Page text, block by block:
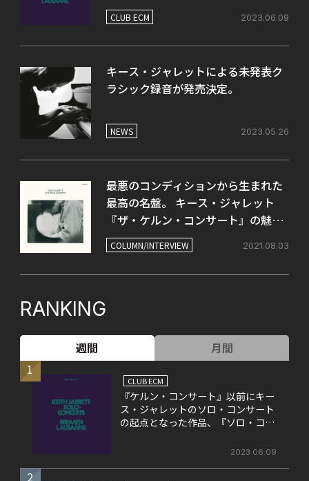
サート』
CLUB ECM 2023.06.09
キース・ジャレットによる未発表ク
ラシック録音が発売決定。
NEWS 2023.05.26
最悪のコンディションから生まれた
最高の名盤。 キース・ジャレット
『ザ・ケルン・コンサート』の魅力
を改めて考える。
COLUMN/INTERVIEW 2021.08.03
RANKING
週間
月間
1
CLUB ECM
『ケルン・コンサート』以前にキー
ス・ジャレットのソロ・コンサート
の起点となった作品、『ソロ・コン
2023.06.09
2